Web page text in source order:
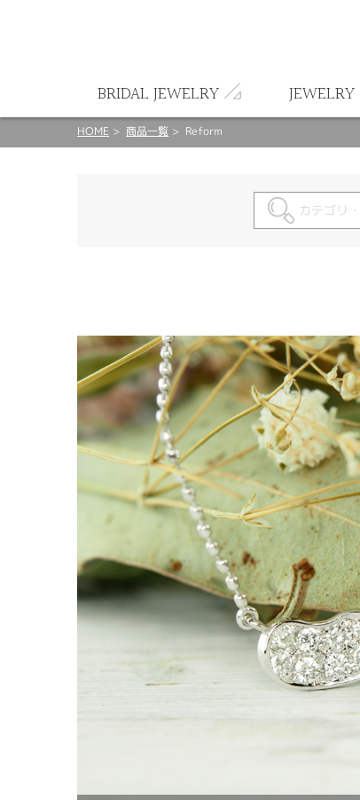
BRIDAL JEWELRY JEWELRY
HOME 商品一覧 Reform